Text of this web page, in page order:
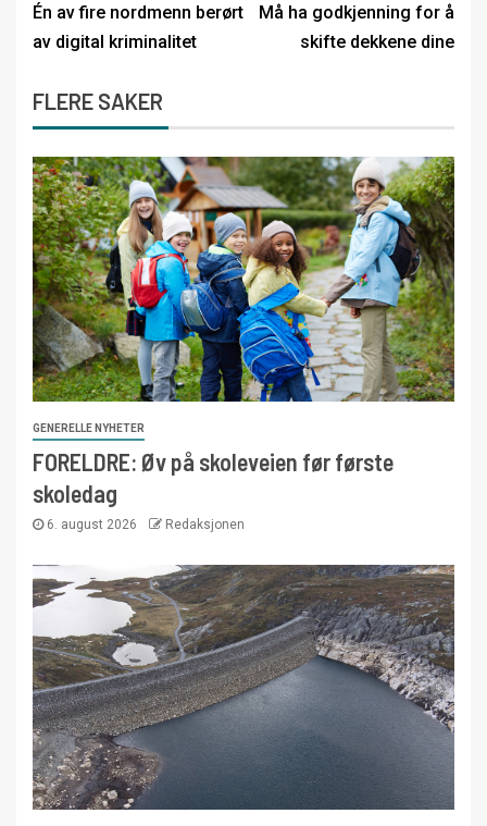
Én av fire nordmenn berørt
av digital kriminalitet
Må ha godkjenning for å
skifte dekkene dine
FLERE SAKER
GENERELLE NYHETER
FORELDRE: Øv på skoleveien før første
skoledag
6. august 2026 Redaksjonen